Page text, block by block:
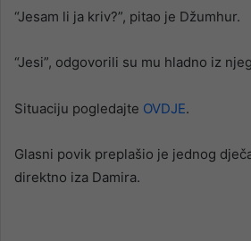
“Jesam li ja kriv?”, pitao je Džumhur.
“Jesi”, odgovorili su mu hladno iz
Situaciju pogledajte OVDJE.
Glasni povik preplašio je jednog
direktno iza Damira.